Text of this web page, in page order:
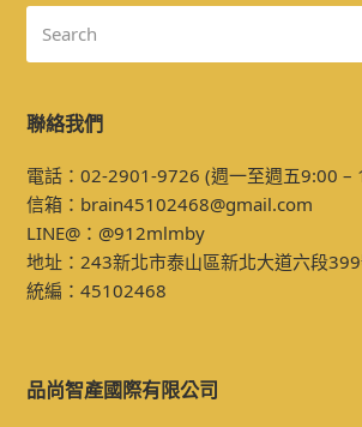
聯絡我們
電話：02-2901-9726 (週一至週五9:00 –
信箱： brain45102468@gmail.com
LINE@： @912mlmby
地址：243新北市泰山區新北大道六段
統編：45102468
品尚智產國際有限公司